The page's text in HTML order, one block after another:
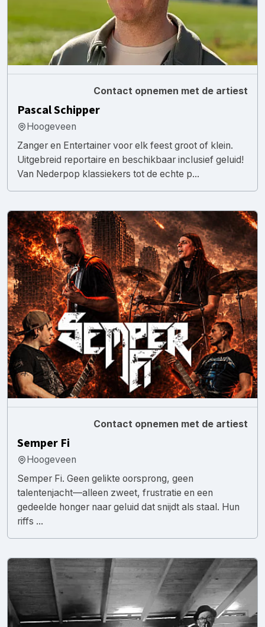
Contact opnemen met de artiest
Pascal Schipper
Hoogeveen
Zanger en Entertainer voor elk feest groot of klein.
Uitgebreid reportaire en beschikbaar inclusief geluid!
Van Nederpop klassiekers tot de echte p...
Contact opnemen met de artiest
Semper Fi
Hoogeveen
Semper Fi. Geen gelikte oorsprong, geen
talentenjacht—alleen zweet, frustratie en een
gedeelde honger naar geluid dat snijdt als staal. Hun
riffs ...